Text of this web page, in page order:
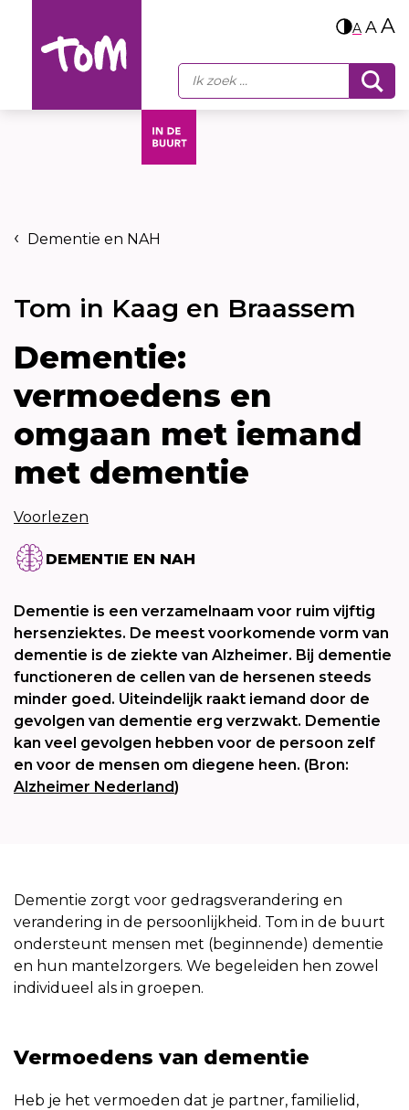
A AA
Dementie en NAH
Dementie:
vermoedens en
omgaan met iemand
met dementie
Tom in Kaag en Braassem
Voorlezen
DEMENTIE EN NAH
Dementie is een verzamelnaam voor ruim vijftig
hersenziektes. De meest voorkomende vorm van
dementie is de ziekte van Alzheimer. Bij dementie
functioneren de cellen van de hersenen steeds
minder goed. Uiteindelijk raakt iemand door de
gevolgen van dementie erg verzwakt. Dementie
kan veel gevolgen hebben voor de persoon zelf
en voor de mensen om diegene heen. (Bron:
Alzheimer Nederland)
Dementie zorgt voor gedragsverandering en
verandering in de persoonlijkheid. Tom in de buurt
ondersteunt mensen met (beginnende) dementie
en hun mantelzorgers. We begeleiden hen zowel
individueel als in groepen.
Vermoedens van dementie
Heb je het vermoeden dat je partner, familielid,